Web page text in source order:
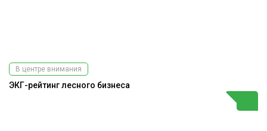
В центре внимания
ЭКГ-рейтинг лесного бизнеса